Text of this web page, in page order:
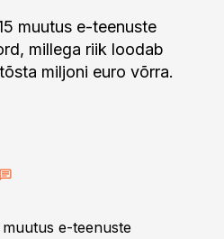
muutus e-teenuste
millega riik loodab
miljoni euro võrra.
muutus e-teenuste